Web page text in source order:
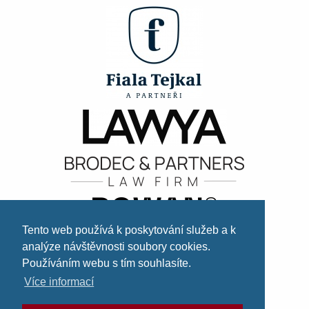
Tento web používá k poskytování služeb a k
analýze návštěvnosti soubory cookies.
Používáním webu s tím souhlasíte.
Více informací